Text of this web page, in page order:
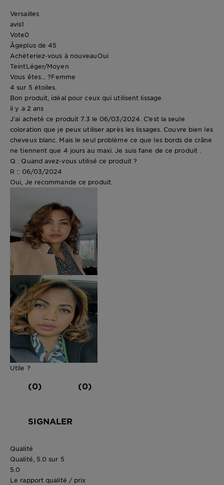
Versailles
avis1
Vote0
Âgeplus de 45
Achèteriez-vous à nouveauOui
TeintLéger/Moyen
Vous êtes... ?Femme
4 sur 5 étoiles.
Bon produit, idéal pour ceux qui utilisent lissage
il y a 2 ans
J’ai acheté ce produit 7.3 le 06/03/2024. C’est la seule
coloration que je peux utiliser après les lissages. Couvre bien les
cheveux blanc. Mais le seul problème ce que les bords de crâne
ne tiennent que 4 jours au maxi. Je suis fane de ce produit .
Q : Quand avez-vous utilisé ce produit ?
R :: 06/03/2024
Oui, Je recommande ce produit.
Utile ?
(0) (0)
SIGNALER
Qualité
Qualité, 5.0 sur 5
5.0
Le rapport qualité / prix